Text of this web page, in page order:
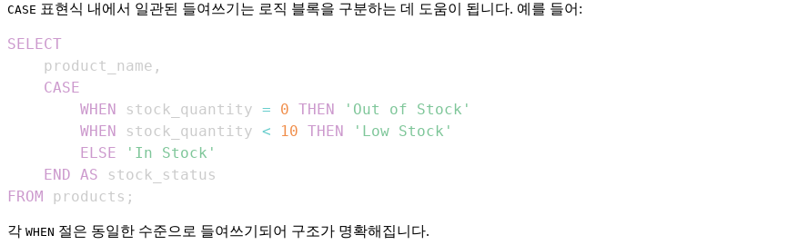
CASE 표현식 내에서 일관된 들여쓰기는 로직 블록을 구분하는 데 도움이 됩니다. 예를 들어:
SELECT
    product_name
,
CASE
WHEN
stock_quantity = 0 THEN
'Out of Stock'
WHEN
stock_quantity < 10 THEN
'Low Stock'
ELSE
'In Stock'
END AS
FROM
products ;
각 WHEN 절은 동일한 수준으로 들여쓰기되어 구조가 명확해집니다.